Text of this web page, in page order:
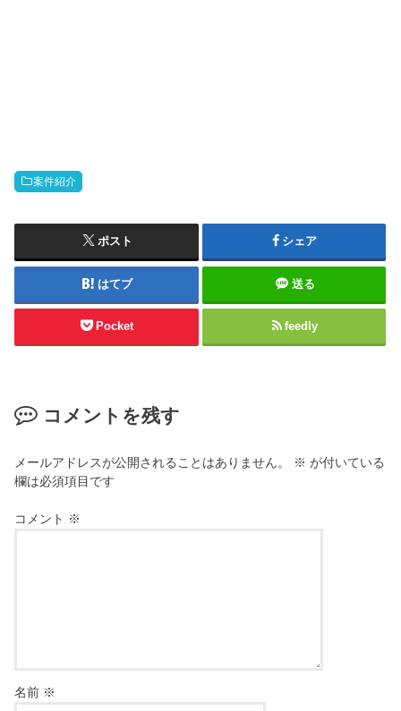
案件紹介
ポスト シェア
はてブ 送る
Pocket feedly
コメントを残す
メールアドレスが公開されることはありません。 ※ が付いている
欄は必須項目です
コメント ※
名前 ※